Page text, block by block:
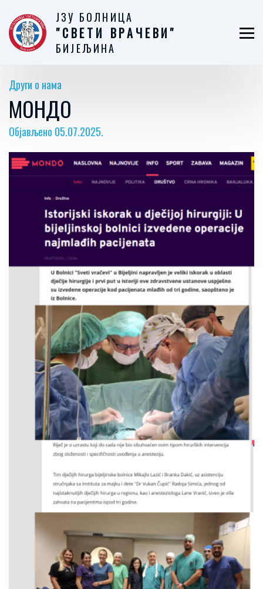
ЈЗУ БОЛНИЦА
"СВЕТИ ВРАЧЕВИ"
БИЈЕЉИНА
Други о нама
МОНДО
Објављено 05.07.2025.